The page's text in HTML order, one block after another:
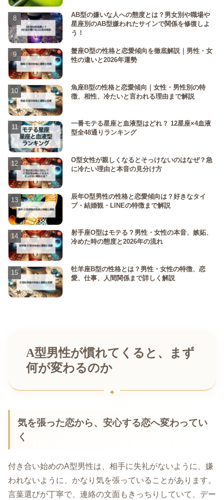
AB型の嫌いな人への態度とは？男女別や職場や
星座別のAB型嫌われたサインで関係を修復しよ
う！
蟹座O型の性格と恋愛傾向を徹底解説｜男性・女
性の違いと2026年運勢
魚座B型の性格と恋愛傾向｜女性・男性別の特
徴、相性、冷たいと言われる理由まで解説
一番モテる星座と血液型はどれ？ 12星座×4血液
型全48通りランキング
O型女性が親しくなるとそっけないのはなぜ？急
に冷たい理由と本音の見分け方
辰年O型男性の性格と恋愛傾向は？好きなタイ
プ・結婚観・LINEの特徴まで解説
射手座O型はモテる？男性・女性の本音、嫉妬、
冷めた時の態度と2026年の流れ
牡羊座B型の性格とは？男性・女性の特徴、恋
愛、仕事、人間関係まで詳しく解説
A型男性が慣れてくると、まず
何が変わるのか
気を張った恋から、安心する恋へ変わってい
く
付き合い始めのA型男性は、相手に失礼がないように、嫌
われないように、かなり気を張っていることがあります。
言葉選びが丁寧で、連絡の文面もきっちりしていて、デー